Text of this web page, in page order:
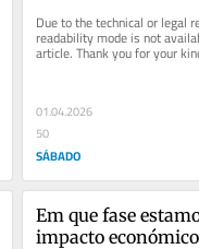
Due to the technical or legal
readability mode is not
article. Thank you for your
understanding.
01.04.2026
50
SÁBADO
Em que fase
impacto